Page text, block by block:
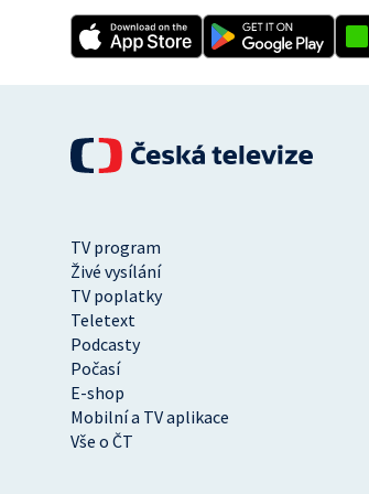
TV program
Živé vysílání
TV poplatky
Teletext
Podcasty
Počasí
E-shop
Mobilní a TV aplikace
Vše o ČT